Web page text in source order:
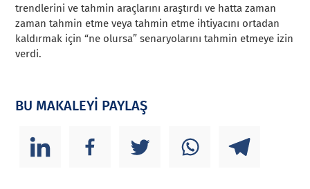
trendlerini ve tahmin araçlarını araştırdı ve hatta zaman
zaman tahmin etme veya tahmin etme ihtiyacını ortadan
kaldırmak için “ne olursa” senaryolarını tahmin etmeye izin
verdi.
BU MAKALEYİ PAYLAŞ